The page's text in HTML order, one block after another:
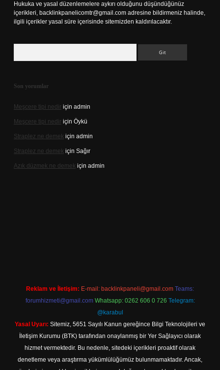
Hukuka ve yasal düzenlemelere aykırı olduğunu düşündüğünüz
içerikleri, backlinkpanelicomtr@gmail.com adresine bildirmeniz halinde,
ilgili içerikler yasal süre içerisinde sitemizden kaldırılacaktır.
Son yorumlar
Meşcere tipi nedir için admin
Meşcere tipi nedir için Öykü
Straplez ne demek için admin
Straplez ne demek için Sağır
Azık düzmek ne demek için admin
Reklam ve İletişim: E-mail: backlinkpaneli@gmail.com Teams:
forumhizmeti@gmail.com Whatsapp: 0262 606 0 726 Telegram:
@karabul
Yasal Uyarı: Sitemiz, 5651 Sayılı Kanun gereğince Bilgi Teknolojileri ve
İletişim Kurumu (BTK) tarafından onaylanmış bir Yer Sağlayıcı olarak
hizmet vermektedir. Bu nedenle, sitedeki içerikleri proaktif olarak
denetleme veya araştırma yükümlülüğümüz bulunmamaktadır. Ancak,